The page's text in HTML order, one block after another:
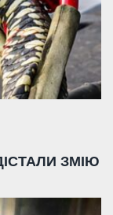
ЗМІЮ